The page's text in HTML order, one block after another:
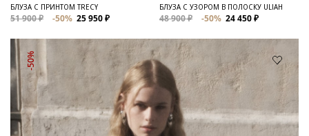
БЛУЗА С ПРИНТОМ TRECY
51 900 ₽ -50% 25 950 ₽
БЛУЗА С УЗОРОМ В ПОЛОСКУ ULIAH
48 900 ₽ -50% 24 450 ₽
-50%